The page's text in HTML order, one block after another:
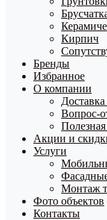
Кирпич
Бренды
Избранное
О компании
Вопрос-
Акции и
Услуги
Монтаж
Фото объектов
Контакты